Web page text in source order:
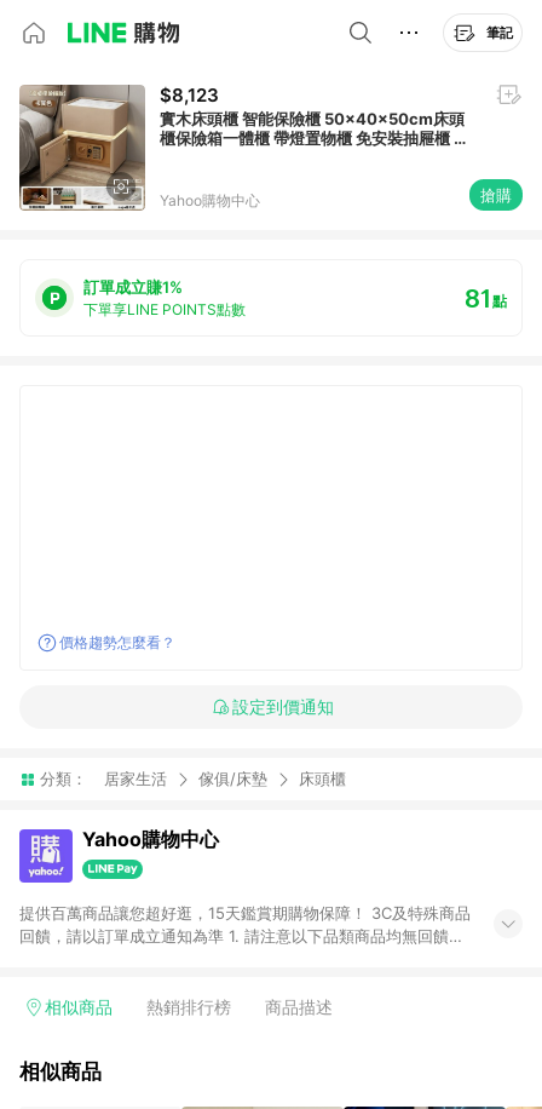
筆記
$8,123
實木床頭櫃 智能保險櫃 50x40x50cm床頭
櫃保險箱一體櫃 帶燈置物櫃 免安裝抽屜櫃 家
Yahoo購物中心 搶購
訂單成立賺1%
下單享LINE POINTS點數 81點
價格趨勢怎麼看？
設定到價通知
分類： 居家生活 傢俱/床墊 床頭櫃
Yahoo購物中心
提供百萬商品讓您超好逛，15天鑑賞期購物保障！ 3C及特殊商品
回饋，請以訂單成立通知為準 1. 請注意以下品類商品均無回饋：
電玩/遊戲/相機/單眼/鏡頭/拍立得 [2024/6/1起適用] -內接硬
的購回饋活動享Yahoo超贈點回饋者 - 購物中心商店之商品：商
相似商品 熱銷排行榜 商品描述
相似商品